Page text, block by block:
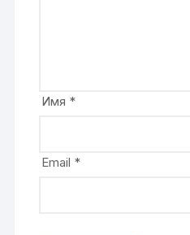
Имя *
Email *